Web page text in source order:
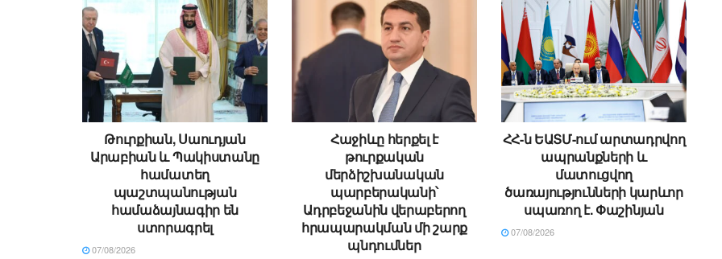
Թուրքիան, Սաուդյան
Արաբիան և Պակիստանը
համատեղ
պաշտպանության
համաձայնագիր են
ստորագրել
07/08/2026
Հաջիևը հերքել է
թուրքական
մերձիշխանական
պարբերականի՝
Ադրբեջանին վերաբերող
հրապարակման մի շարք
պնդումներ
ՀՀ-ն ԵԱՏՄ-ում արտադրվող
ապրանքների և
մատուցվող
ծառայությունների կարևոր
սպառող է. Փաշինյան
07/08/2026